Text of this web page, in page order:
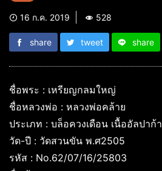
16 ก.ค. 2019 528
share tweet share
ชื่อพระ : เหรียญกลมใหญ่
ชื่อหลวงพ่อ : หลวงพ่อคล้าย
ประเภท : บล็อควงเดือน เนื้ออัลปาก้า
วัด-ปี : วัดสวนขัน พ.ศ2505
รหัส : No.62/07/16/25803